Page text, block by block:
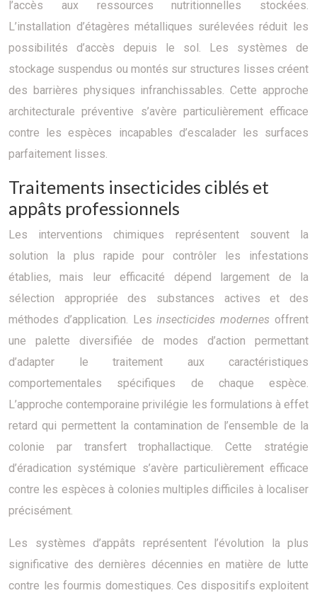
l’accès aux ressources nutritionnelles stockées.
L’installation d’étagères métalliques surélevées réduit les
possibilités d’accès depuis le sol. Les systèmes de
stockage suspendus ou montés sur structures lisses créent
des barrières physiques infranchissables. Cette approche
architecturale préventive s’avère particulièrement efficace
contre les espèces incapables d’escalader les surfaces
parfaitement lisses.
Traitements insecticides ciblés et
appâts professionnels
Les interventions chimiques représentent souvent la
solution la plus rapide pour contrôler les infestations
établies, mais leur efficacité dépend largement de la
sélection appropriée des substances actives et des
méthodes d’application. Lesinsecticides modernesoffrent
une palette diversifiée de modes d’action permettant
d’adapter le traitement aux caractéristiques
comportementales spécifiques de chaque espèce.
L’approche contemporaine privilégie les formulations à effet
retard qui permettent la contamination de l’ensemble de la
colonie par transfert trophallactique. Cette stratégie
d’éradication systémique s’avère particulièrement efficace
contre les espèces à colonies multiples difficiles à localiser
précisément.
Les systèmes d’appâts représentent l’évolution la plus
significative des dernières décennies en matière de lutte
contre les fourmis domestiques. Ces dispositifs exploitent